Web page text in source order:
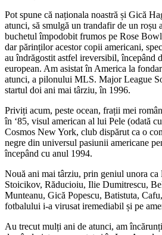
Pot spune că naționala noastră și Gică
atunci, să smulgă un trandafir de un roșu
buchetul împodobit frumos pe Rose
dar părinților acestor copii americani,
au îndrăgostit astfel ireversibil, începând
european. Am asistat în America la
atunci, a pilonului MLS. Major League
startul doi ani mai târziu, în 1996.
Priviți acum, peste ocean, frații mei
în ‘85, visul american al lui Pele (odată
Cosmos New York, club dispărut ca o
negre din universul pasiunii americane
începând cu anul 1994.
Nouă ani mai târziu, prin geniul unora
Stoicikov, Răducioiu, Ilie Dumitrescu,
Munteanu, Gică Popescu, Batistuta,
fotbalului i-a virusat iremediabil și pe
Au trecut mulți ani de atunci, am